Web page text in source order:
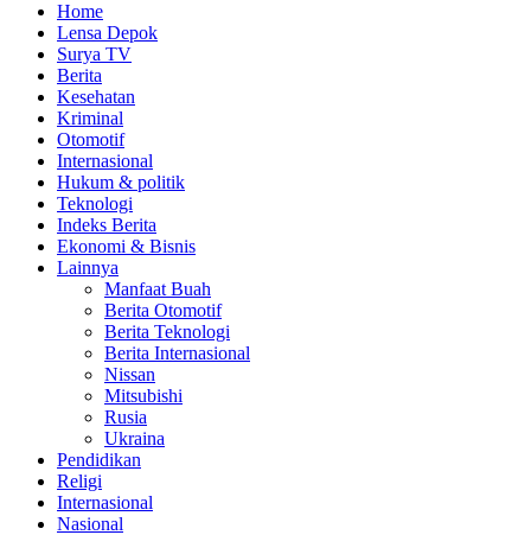
Home
Lensa Depok
Surya TV
Berita
Kesehatan
Kriminal
Otomotif
Internasional
Hukum & politik
Teknologi
Indeks Berita
Ekonomi & Bisnis
Lainnya
Manfaat Buah
Berita Otomotif
Berita Teknologi
Berita Internasional
Nissan
Mitsubishi
Rusia
Ukraina
Pendidikan
Religi
Internasional
Nasional